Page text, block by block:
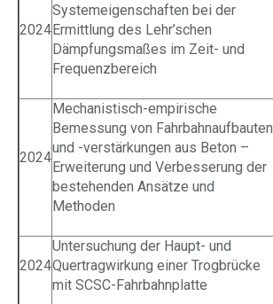
2024
Systemeigenschaften bei der
Ermittlung des Lehr’schen
Dämpfungsmaßes im Zeit- und
Frequenzbereich
2024
Mechanistisch-empirische
Bemessung von Fahrbahnaufbauten
und -verstärkungen aus Beton –
Erweiterung und Verbesserung der
bestehenden Ansätze und
Methoden
2024
Untersuchung der Haupt- und
Quertragwirkung einer Trogbrücke
mit SCSC-Fahrbahnplatte